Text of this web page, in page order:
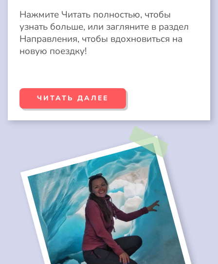
Нажмите Читать полностью, чтобы
узнать больше, или загляните в раздел
Направления, чтобы вдохновиться на
новую поездку!
ЧИТАТЬ ДАЛЕЕ